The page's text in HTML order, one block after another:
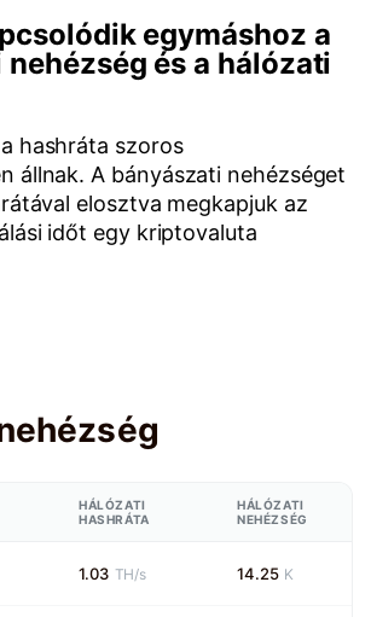
egymáshoz a
és a hálózati
hashráta szoros
állnak. A bányászati nehézséget
elosztva megkapjuk az
időt egy kriptovaluta
HÁLÓZATI
HASHRÁTA
HÁLÓZATI
NEHÉZSÉG
1.03 TH/s 14.25 K